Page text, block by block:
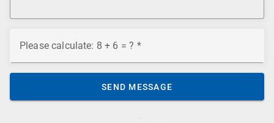
Please calculate: 8 + 6 = ?
SEND MESSAGE